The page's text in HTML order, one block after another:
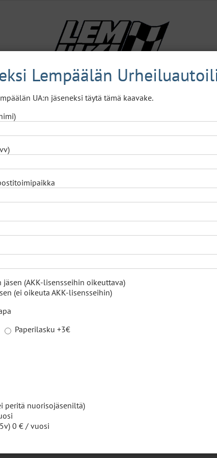
tukevan jalansijan suomalaisten
käsite ”lentävät suomalaiset”. Tämä
asti.
luokassa. Eritasoisia kilpailuja ajetaan,
on luokkia useille erilaisille
erilaisilla tasoilla ja kustannuksilla,
Rallisprint-rata on yleensä hyvin pitkälti
Lempäälän
UA:n jäseneksi täytä tämä kaavake.
jäsen (AKK-lisensseihin oikeuttava)
(ei oikeuta AKK-lisensseihin)
Paperilasku +3€
peritä nuorisojäseniltä)
0 € / vuosi